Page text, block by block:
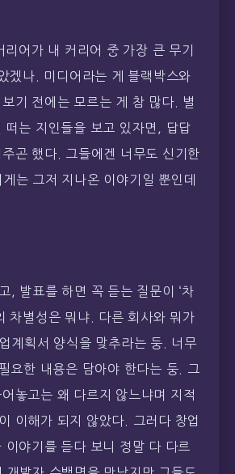
리어가 내 커리어 중 가장 큰 무기
겠나. 미디어라는 게 블랙박스와
기 전에는 모르는 게 참 많다. 별
떠는 지인들을 보고 있자면, 답답
곤 했다. 그들에겐 너무도 신기한
는 그저 지나온 이야기일 뿐인데
, 발표를 하면 꼭 듣는 질문이 ‘차
차별성은 뭐냐. 다른 회사와 뭐가
계획서 양식을 맞추라는 둥. 너무
요한 내용은 담아야 한다는 둥. 그
놓고는 왜 다르지 않느냐며 지적
이해가 되지 않았다. 그러다 창업
이야기를 듣다 보니 정말 다 다르